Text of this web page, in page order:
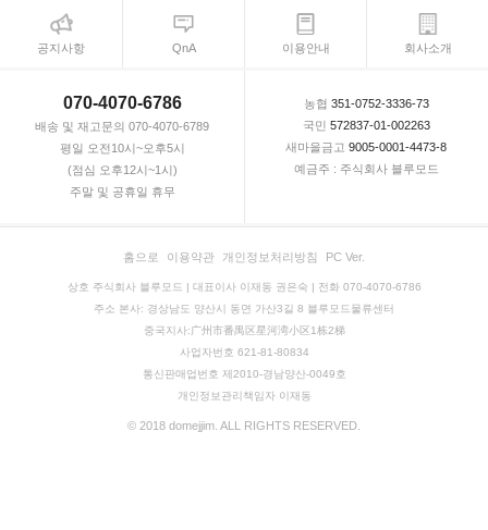
공지사항 QnA 이용안내 회사소개
070-4070-6786
배송 및 재고문의 070-4070-6789
평일 오전10시~오후5시
(점심 오후12시~1시)
주말 및 공휴일 휴무
농협 351-0752-3336-73
국민 572837-01-002263
새마을금고 9005-0001-4473-8
예금주 : 주식회사 블루모드
홈으로 이용약관 개인정보처리방침 PC Ver.
상호 주식회사 블루모드 | 대표이사 이재동 권은숙 | 전화 070-4070-6786
주소 본사: 경상남도 양산시 동면 가산3길 8 블루모드물류센터
중국지사:广州市番禺区星河湾小区1栋2梯
사업자번호 621-81-80834
통신판매업번호 제2010-경남양산-0049호
개인정보관리책임자 이재동
© 2018 domejjim. ALL RIGHTS RESERVED.